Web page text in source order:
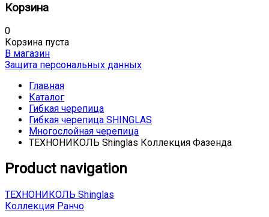
Корзина
0
Корзина пуста
В магазин
Защита персональных данных
Главная
Каталог
Гибкая черепица
Гибкая черепица SHINGLAS
Многослойная черепица
ТЕХНОНИКОЛЬ Shinglas Коллекция Фазенда
Product navigation
ТЕХНОНИКОЛЬ Shinglas
Коллекция Ранчо